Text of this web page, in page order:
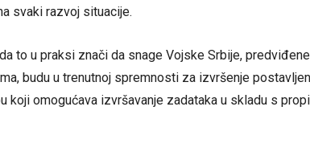
svaki razvoj situacije.
to u praksi znači da snage Vojske Srbije,
budu u trenutnoj spremnosti za izvršenje
koji omogućava izvršavanje zadataka u skladu s